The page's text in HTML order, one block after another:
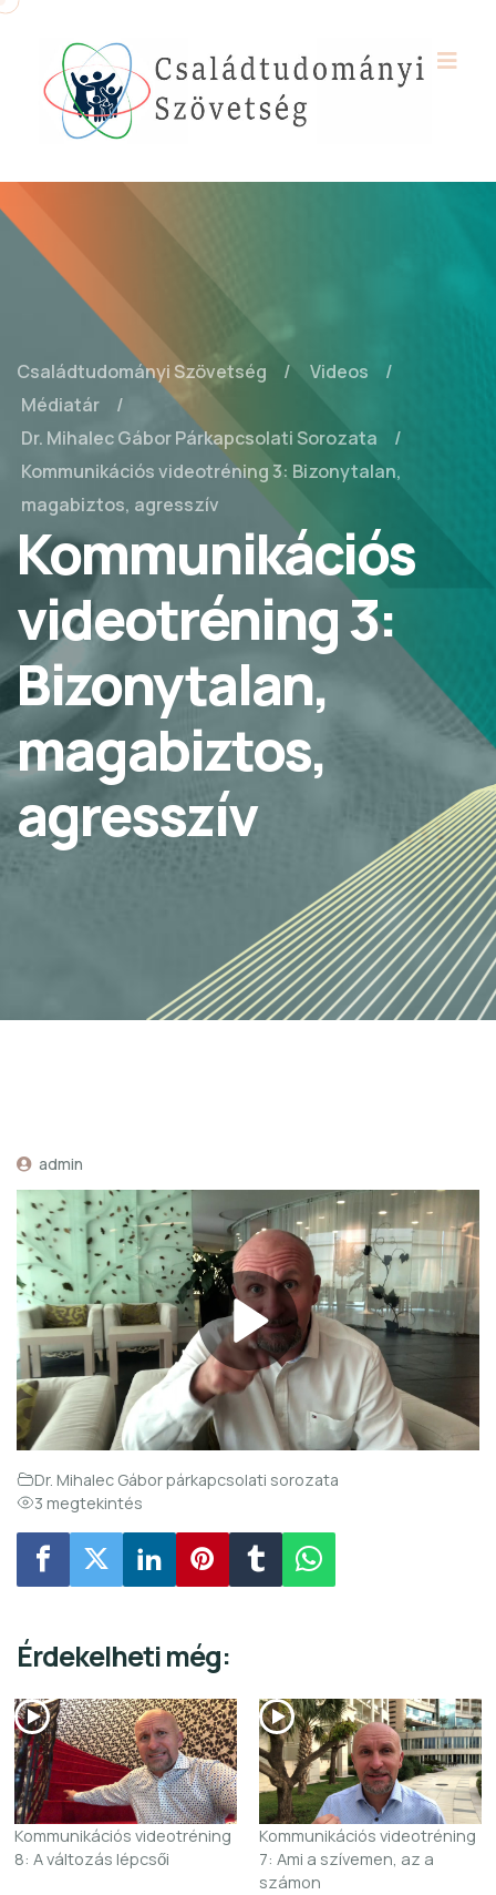
Családtudományi Szövetség
Videos
Médiatár
Dr. Mihalec Gábor Párkapcsolati Sorozata
Kommunikációs videotréning 3: Bizonytalan,
magabiztos, agresszív
Kommunikációs
videotréning 3:
Bizonytalan,
magabiztos,
agresszív
admin
Dr. Mihalec Gábor párkapcsolati sorozata
3 megtekintés
Érdekelheti még:
Kommunikációs videotréning
8: A változás lépcsői
Kommunikációs videotréning
7: Ami a szívemen, az a
számon